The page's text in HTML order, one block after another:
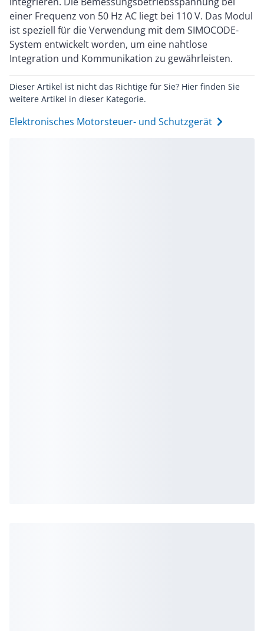
einer Frequenz von 50 Hz AC liegt bei 110 V. Das Modul
ist speziell für die Verwendung mit dem SIMOCODE-
System entwickelt worden, um eine nahtlose
Integration und Kommunikation zu gewährleisten.
Dieser Artikel ist nicht das Richtige für Sie? Hier finden Sie
weitere Artikel in dieser Kategorie.
Elektronisches Motorsteuer- und Schutzgerät